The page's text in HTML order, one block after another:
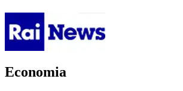
Economia